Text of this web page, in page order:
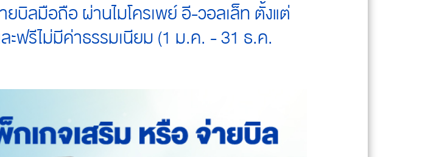
ยบิลมือถือ ผ่านไมโครเพย์ อี-วอลเล็ท ตั้งแต่
ฟรีไม่มีค่าธรรมเนียม (1 ม.ค. - 31 ธ.ค.